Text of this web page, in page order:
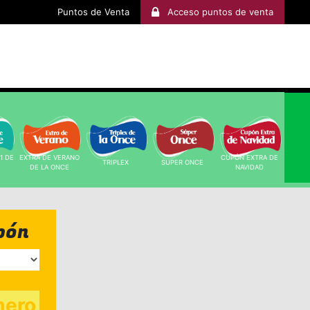
Puntos de Venta Acceso puntos de venta
DE
EXTRA DE VERANO
DE LA ONCE
TRIPLEX SUPER ONCE
CUPÓN EXTRA DE
NAVIDAD